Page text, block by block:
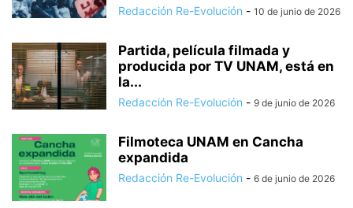
Redacción Re-Evolución - 10 de junio de 2026
Partida, película filmada y
producida por TV UNAM, está en
la...
Redacción Re-Evolución - 9 de junio de 2026
Filmoteca UNAM en Cancha
expandida
Redacción Re-Evolución - 6 de junio de 2026